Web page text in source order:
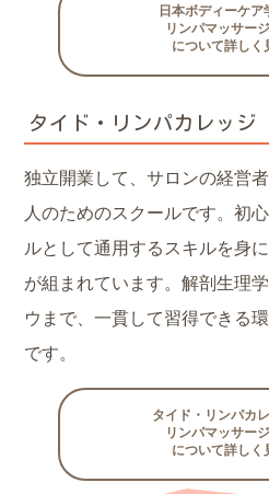
日本ボディーケア
リンパマッサー
について詳しく
タイド・リンパカレッジ
独立開業して、サロンの経営
人のためのスクールです。初
ルとして通用するスキルを身
が組まれています。解剖生理
ウまで、一貫して習得できる
です。
タイド・リンパカ
リンパマッサー
について詳しく